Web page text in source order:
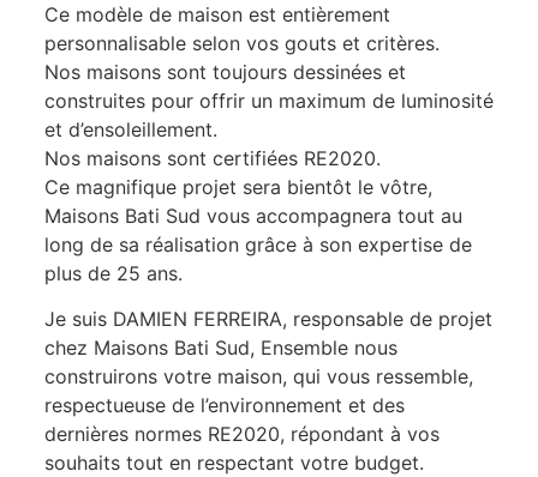
Ce modèle de maison est entièrement
personnalisable selon vos gouts et critères.
Nos maisons sont toujours dessinées et
construites pour offrir un maximum de luminosité
et d’ensoleillement.
Nos maisons sont certifiées RE2020.
Ce magnifique projet sera bientôt le vôtre,
Maisons Bati Sud vous accompagnera tout au
long de sa réalisation grâce à son expertise de
plus de 25 ans.
Je suis DAMIEN FERREIRA, responsable de projet
chez Maisons Bati Sud, Ensemble nous
construirons votre maison, qui vous ressemble,
respectueuse de l’environnement et des
dernières normes RE2020, répondant à vos
souhaits tout en respectant votre budget.